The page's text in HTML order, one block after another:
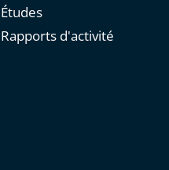
Études
Rapports d'activité